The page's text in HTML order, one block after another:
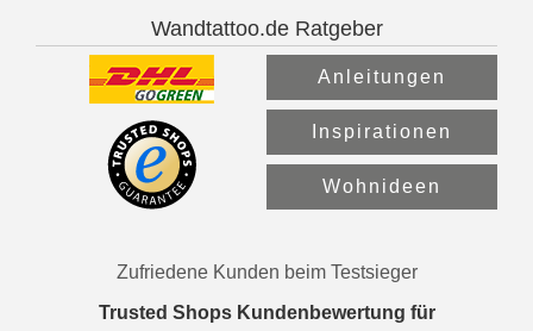
Wandtattoo.de Ratgeber
Anleitungen
Inspirationen
Wohnideen
Zufriedene Kunden beim Testsieger
Trusted Shops Kundenbewertung für